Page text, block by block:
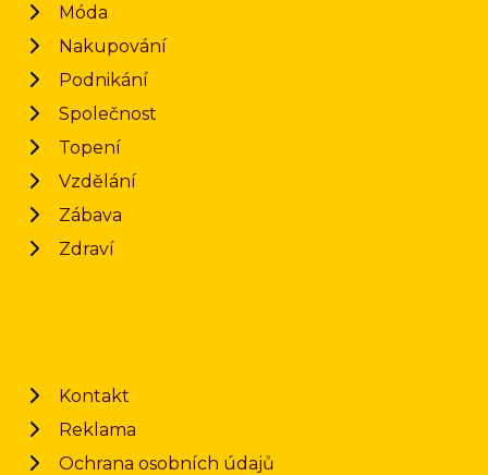
Móda
Nakupování
Podnikání
Společnost
Topení
Vzdělání
Zábava
Zdraví
Kontakt
Reklama
Ochrana osobních údajů